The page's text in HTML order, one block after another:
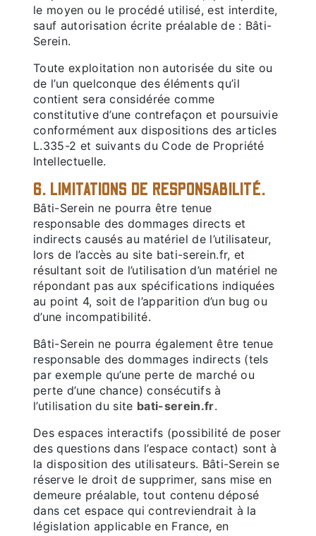
le moyen ou le procédé utilisé, est interdite,
sauf autorisation écrite préalable de : Bâti-
Serein.
Toute exploitation non autorisée du site ou
de l’un quelconque des éléments qu’il
contient sera considérée comme
constitutive d’une contrefaçon et poursuivie
conformément aux dispositions des articles
L.335-2 et suivants du Code de Propriété
Intellectuelle.
6. LIMITATIONS DE RESPONSABILITÉ.
Bâti-Serein ne pourra être tenue
responsable des dommages directs et
indirects causés au matériel de l’utilisateur,
lors de l’accès au site bati-serein.fr, et
résultant soit de l’utilisation d’un matériel ne
répondant pas aux spécifications indiquées
au point 4, soit de l’apparition d’un bug ou
d’une incompatibilité.
Bâti-Serein ne pourra également être tenue
responsable des dommages indirects (tels
par exemple qu’une perte de marché ou
perte d’une chance) consécutifs à
l’utilisation du site bati-serein.fr.
Des espaces interactifs (possibilité de poser
des questions dans l’espace contact) sont à
la disposition des utilisateurs. Bâti-Serein se
réserve le droit de supprimer, sans mise en
demeure préalable, tout contenu déposé
dans cet espace qui contreviendrait à la
législation applicable en France, en